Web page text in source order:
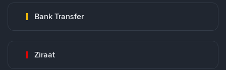
Bank Transfer
Ziraat